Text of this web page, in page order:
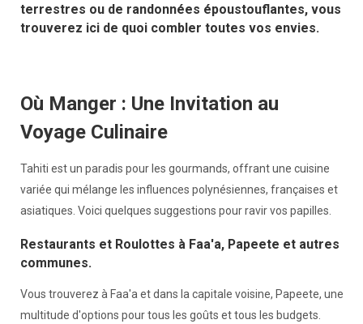
terrestres ou de randonnées époustouflantes, vous
trouverez ici de quoi combler toutes vos envies.
Où Manger : Une Invitation au
Voyage Culinaire
Tahiti est un paradis pour les gourmands, offrant une cuisine
variée qui mélange les influences polynésiennes, françaises et
asiatiques. Voici quelques suggestions pour ravir vos papilles.
Restaurants et Roulottes à Faa'a, Papeete et autres
communes.
Vous trouverez à Faa'a et dans la capitale voisine, Papeete, une
multitude d'options pour tous les goûts et tous les budgets.